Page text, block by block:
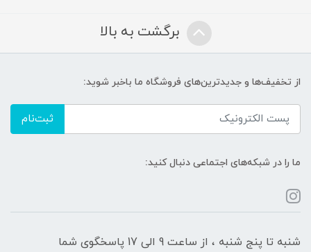
برگشت به بالا
از تخفیف‌ها و جدیدترین‌های فروشگاه ما باخبر شوید:
ثبت‌نام
ما را در شبکه‌های اجتماعی دنبال کنید:
شنبه تا پنج شنبه ، از ساعت 9 الی 17 پاسخگوی شما